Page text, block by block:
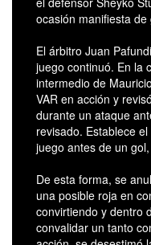
ocasión manifiesta
El árbitro Juan
juego continuó. En la
intermedio de
VAR en acción y
durante un ataque
revisado. Establece
juego antes de un
De esta forma, se
una posible roja en
convirtiendo y dentro
convalidar un tanto